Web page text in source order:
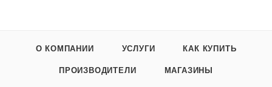
О КОМПАНИИ УСЛУГИ КАК КУПИТЬ
ПРОИЗВОДИТЕЛИ МАГАЗИНЫ